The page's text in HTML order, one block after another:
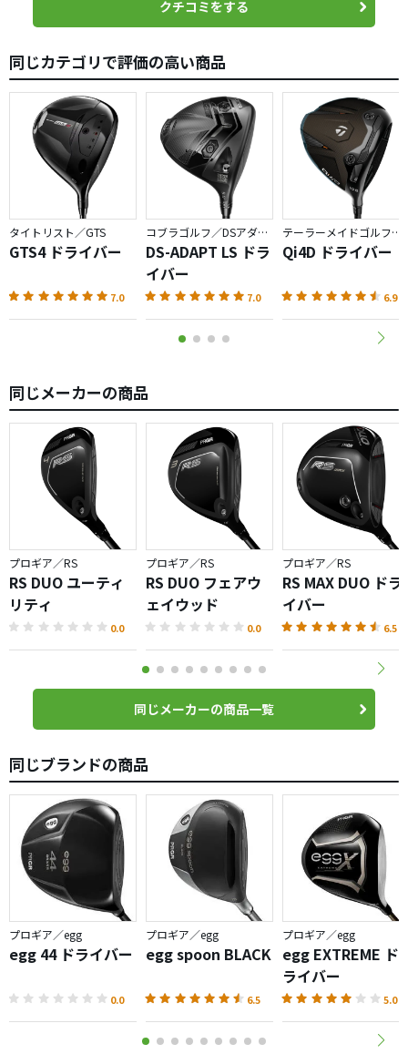
距離も普通に良い感じですが、練習場のネットに当たり着
打感もヘッドが返るせいか厚く当たるのが印象的で気持ち
良かったです。
打音はアスリートドライバーみたく、バシッィとした音で
響くような金属は無く落ち着いた非常に好みの音でした。
残念なのはヘッド形状でお世辞にも良い顔では無いです。
FP値が少ないのは仕方ないですが、最近多いベタッと扁平
なのは閉口でした。
慣性モーメントを稼ぐためでしょうか。
グランプリ、バハマ、Jビームなどで色んな短尺を作りまし
たが、シャフトとトータル設計なのか、非常にバランスが
良く感じました。
本当に出玉が揃ったため、たまたまなのか、もう少し試打
をして購入を検討したいと思います。
クチコミをする
同じカテゴリで評価の高い商品
タイトリスト／GTS
GTS4 ドライバー
7.0
コブラゴルフ／DSアダプト
DS-ADAPT LS ドラ
イバー
7.0
テーラーメイドゴルフ／Qi4D
Qi4D ドライバー
6.9
同じメーカーの商品
プロギア／RS
RS DUO ユーティ
リティ
0.0
プロギア／RS
RS DUO フェアウ
ェイウッド
0.0
プロギア／RS
RS MAX DUO ドラ
イバー
6.5
同じメーカーの商品一覧
同じブランドの商品
プロギア／egg
egg 44 ドライバー
0.0
プロギア／egg
egg spoon BLACK
6.5
プロギア／egg
egg EXTREME ド
ライバー
5.0